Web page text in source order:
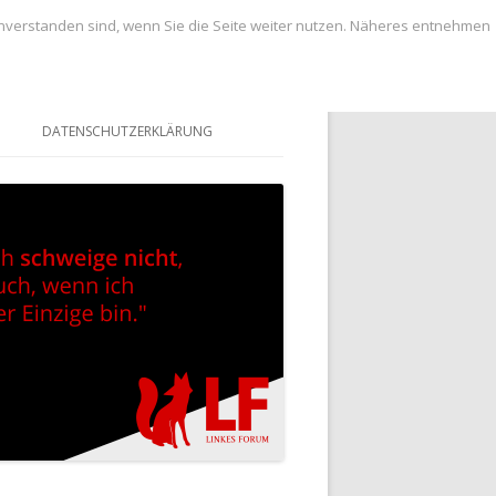
DATENSCHUTZERKLÄRUNG
sind, wenn Sie die Seite weiter nutzen. Näheres entnehmen